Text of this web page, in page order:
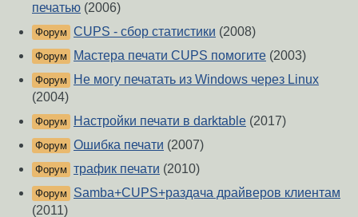
печатью (2006)
Форум CUPS - сбор статистики (2008)
Форум Мастера печати CUPS помогите (2003)
Форум
Не могу печатать из Windows через Linux
(2004)
Форум Настройки печати в darktable (2017)
Форум Ошибка печати (2007)
Форум трафик печати (2010)
Форум
Samba+CUPS+раздача драйверов клиентам
(2011)